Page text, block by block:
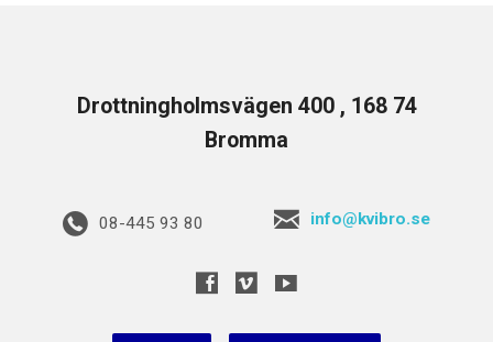
Drottningholmsvägen 400 , 168 74
Bromma
08-445 93 80 info@kvibro.se